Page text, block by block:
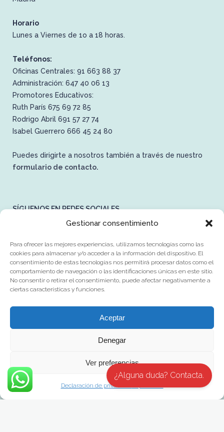
Gestionar consentimiento
Para ofrecer las mejores experiencias, utilizamos tecnologías como las
cookies para almacenar y/o acceder a la información del dispositivo. El
consentimiento de estas tecnologías nos permitirá procesar datos como el
comportamiento de navegación o las identificaciones únicas en este sitio.
No consentir o retirar el consentimiento, puede afectar negativamente a
ciertas características y funciones.
Aceptar
Denegar
Ver preferencias
Declaración de privacidad
Horario
Lunes a Viernes de 1o a 18 horas.
Teléfonos:
Oficinas Centrales: 91 663 88 37
Administración: 647 40 06 13
Promotores Educativos:
Ruth París 675 69 72 85
Rodrigo Abril 691 57 27 74
Isabel Guerrero 666 45 24 80
Puedes dirigirte a nosotros también a través de nuestro
formulario de contacto.
SÍGUENOS EN REDES SOCIALES
¿Alguna duda? Contacta.